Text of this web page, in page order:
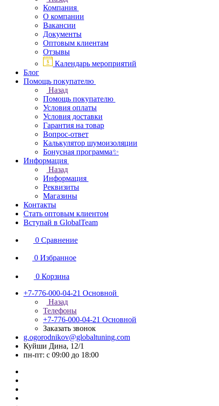
Компания
О компании
Вакансии
Документы
Оптовым клиентам
Отзывы
Календарь мероприятий
Блог
Помощь покупателю
Назад
Помощь покупателю
Условия оплаты
Условия доставки
Гарантия на товар
Вопрос-ответ
Калькулятор шумоизоляции
Бонусная программа✨
Информация
Назад
Информация
Реквизиты
Магазины
Контакты
Стать оптовым клиентом
Вступай в GlobalTeam
0 Сравнение
0 Избранное
0 Корзина
+7-776-000-04-21 Основной
Назад
Телефоны
+7-776-000-04-21 Основной
Заказать звонок
g.ogorodnikov@globaltuning.com
Куйши Дина, 12/1
пн-пт: с 09:00 до 18:00